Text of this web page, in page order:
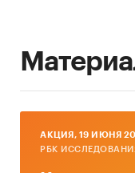
AКЦИЯ, 19 ИЮНЯ
РБК